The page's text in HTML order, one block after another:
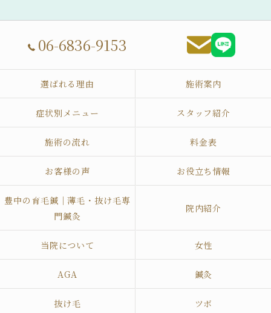
06-6836-9153
選ばれる理由 施術案内
症状別メニュー スタッフ紹介
施術の流れ 料金表
お客様の声 お役立ち情報
豊中の育毛鍼｜薄毛・抜け毛専
門鍼灸
院内紹介
当院について 女性
AGA 鍼灸
抜け毛 ツボ